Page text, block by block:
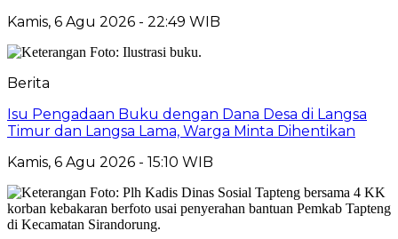
Kamis, 6 Agu 2026 - 22:49 WIB
Berita
Isu Pengadaan Buku dengan Dana Desa di Langsa
Timur dan Langsa Lama, Warga Minta Dihentikan
Kamis, 6 Agu 2026 - 15:10 WIB